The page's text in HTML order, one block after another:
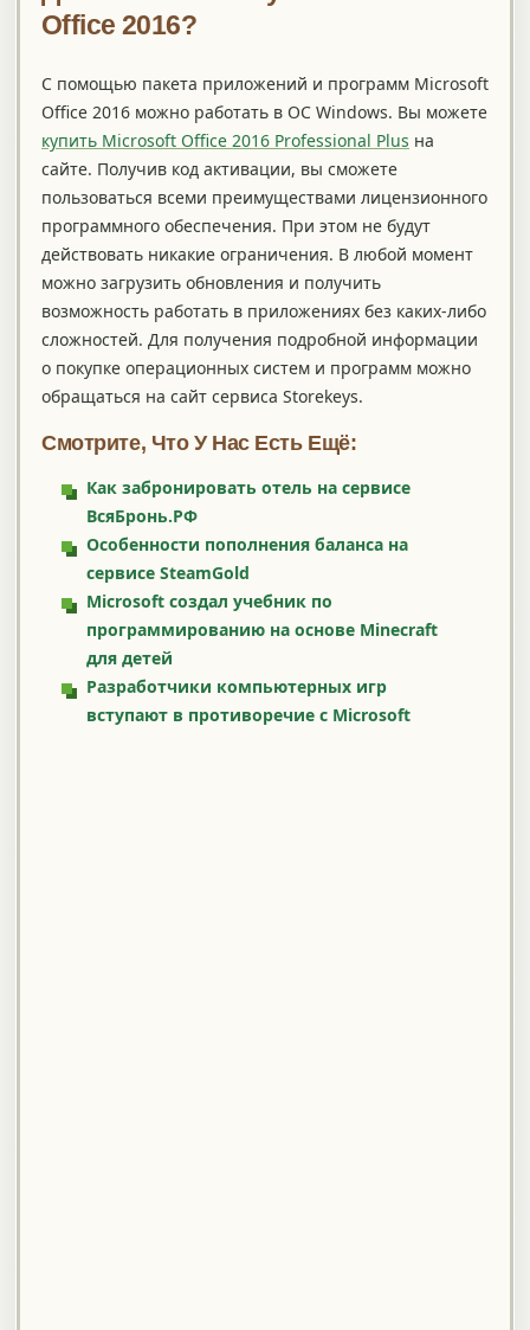
Office 2016?
С помощью пакета приложений и программ Microsoft
Office 2016 можно работать в ОС Windows. Вы можете
купить Microsoft Office 2016 Professional Plus на
сайте. Получив код активации, вы сможете
пользоваться всеми преимуществами лицензионного
программного обеспечения. При этом не будут
действовать никакие ограничения. В любой момент
можно загрузить обновления и получить
возможность работать в приложениях без каких-либо
сложностей. Для получения подробной информации
о покупке операционных систем и программ можно
обращаться на сайт сервиса Storekeys.
Смотрите, Что У Нас Есть Ещё:
Как забронировать отель на сервисе
ВсяБронь.РФ
Особенности пополнения баланса на
сервисе SteamGold
Microsoft создал учебник по
программированию на основе Minecraft
для детей
Разработчики компьютерных игр
вступают в противоречие с Microsoft